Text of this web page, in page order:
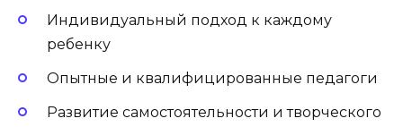
Индивидуальный подход к каждому
ребенку
Опытные и квалифицированные педагоги
Развитие самостоятельности и творческого